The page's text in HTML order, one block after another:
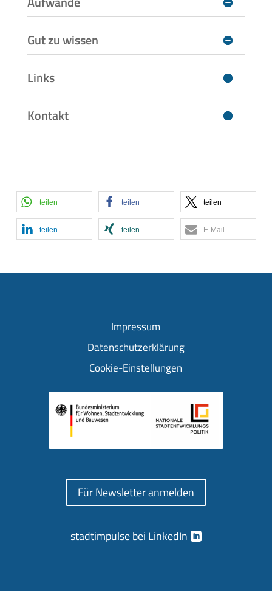
Gut zu wissen
Links
Kontakt
teilen teilen teilen
teilen teilen E-Mail
Impressum
Datenschutzerklärung
Cookie-Einstellungen
Für Newsletter anmelden
stadtimpulse bei LinkedIn